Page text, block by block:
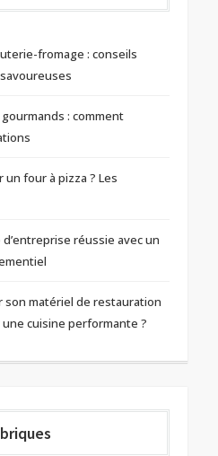
fromage : conseils
: comment
four à pizza ? Les
réussie avec un
son matériel de restauration
cuisine performante ?